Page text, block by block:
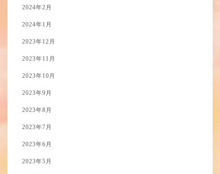
2024年2月
2024年1月
2023年12月
2023年11月
2023年10月
2023年9月
2023年8月
2023年7月
2023年6月
2023年5月